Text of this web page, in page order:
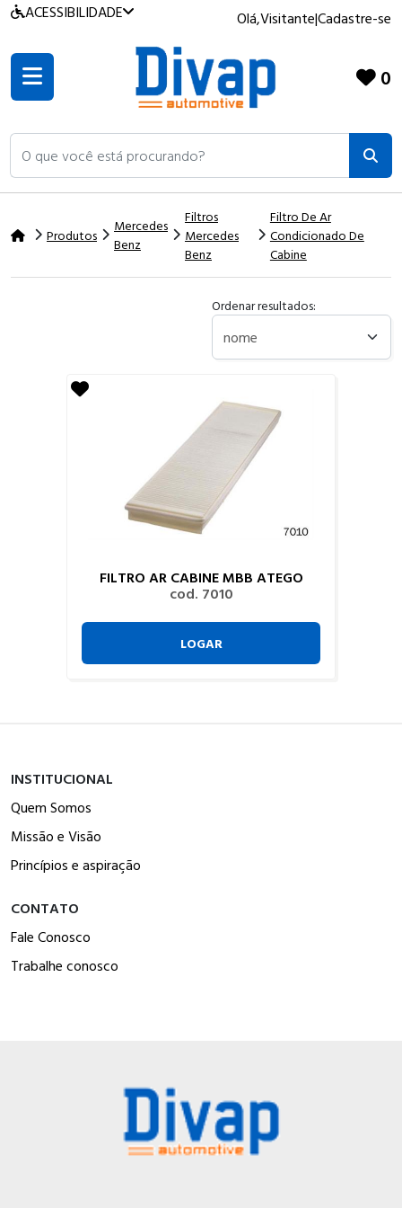
ACESSIBILIDADE Olá,Visitante|Cadastre-se
O que você está procurando?
0
Produtos
Mercedes
Benz
Filtros
Mercedes
Benz
Filtro De Ar
Condicionado De
Cabine
Ordenar resultados:
FILTRO AR CABINE MBB ATEGO
cod. 7010
LOGAR
INSTITUCIONAL
Quem Somos
Missão e Visão
Princípios e aspiração
CONTATO
Fale Conosco
Trabalhe conosco